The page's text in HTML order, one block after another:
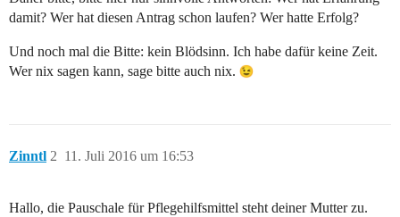
damit? Wer hat diesen Antrag schon laufen? Wer hatte Erfolg?
Und noch mal die Bitte: kein Blödsinn. Ich habe dafür keine Zeit.
Wer nix sagen kann, sage bitte auch nix.
Zinntl 11. Juli 2016 um 16:53
2
Hallo, die Pauschale für Pflegehilfsmittel steht deiner Mutter zu.